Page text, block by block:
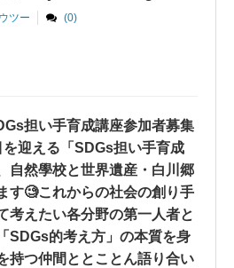
ツー (0)
担い手育成講座参加者募集
迎える「SDGs担い手育成
自然學校と世界遺産・白川郷
す🧐これからの社会の創り手
考えたい各分野の第一人者と
SDGs的考え方」の本質を身
持つ仲間ととことん語り合い